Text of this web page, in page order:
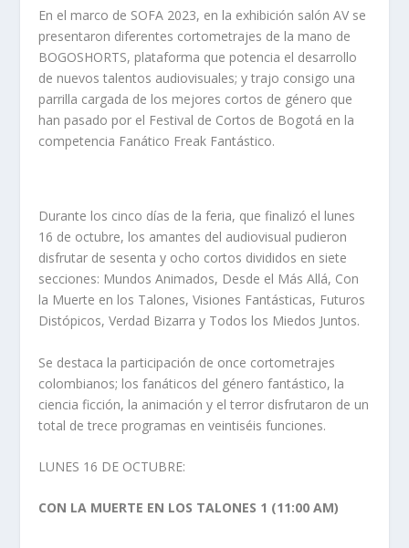
En el marco de SOFA 2023, en la exhibición salón AV se
presentaron diferentes cortometrajes de la mano de
BOGOSHORTS, plataforma que potencia el desarrollo
de nuevos talentos audiovisuales; y trajo consigo una
parrilla cargada de los mejores cortos de género que
han pasado por el Festival de Cortos de Bogotá en la
competencia Fanático Freak Fantástico.
Durante los cinco días de la feria, que finalizó el lunes
16 de octubre, los amantes del audiovisual pudieron
disfrutar de sesenta y ocho cortos divididos en siete
secciones: Mundos Animados, Desde el Más Allá, Con
la Muerte en los Talones, Visiones Fantásticas, Futuros
Distópicos, Verdad Bizarra y Todos los Miedos Juntos.
Se destaca la participación de once cortometrajes
colombianos; los fanáticos del género fantástico, la
ciencia ficción, la animación y el terror disfrutaron de un
total de trece programas en veintiséis funciones.
LUNES 16 DE OCTUBRE:
CON LA MUERTE EN LOS TALONES 1 (11:00 AM)